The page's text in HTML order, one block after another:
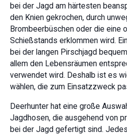
bei der Jagd am härtesten
den Knien gekrochen, durch
Brombeerbüschen oder die eine
Schießstands erklommen wird.
bei der langen Pirschjagd
allem den Lebensräumen
verwendet wird. Deshalb ist es
wählen, die zum Einsatzzweck
Deerhunter hat eine große
Jagdhosen, die ausgehend von
bei der Jagd gefertigt sind.